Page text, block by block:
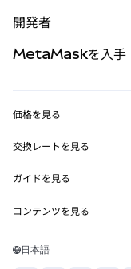
パーペチュアル
RWA
開発者
MetaMask Connect
Snaps
Web3サービス
MetaMaskを入手
セキュリティ
サポート
キャリア
価格を見る
イーサリアムの価格
Solanaの価格
Tetherの価格
交換レートを見る
ETH→USD
USDT→INR
BTC→INR
ガイドを見る
ETHの購入
コンテンツを見る
Solanaウォレット
日本語